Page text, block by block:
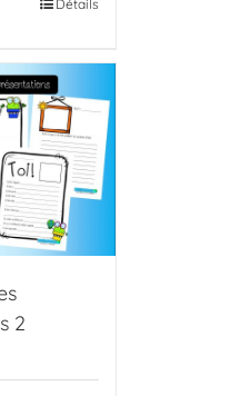
Détails
2